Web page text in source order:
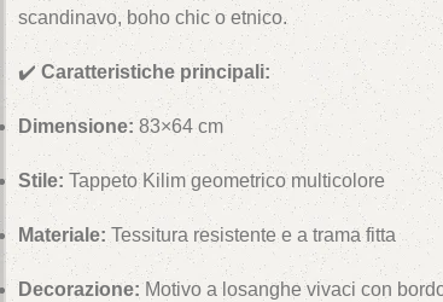
scandinavo, boho chic o etnico.
✔️Caratteristiche principali:
Dimensione: 83×64 cm
Stile: Tappeto Kilim geometrico multicolore
Materiale: Tessitura resistente e a trama fitta
Decorazione:Motivo a losanghe vivaci con